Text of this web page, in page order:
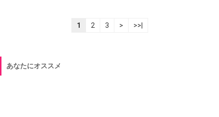
1 2 3 > >>|
あなたにオススメ